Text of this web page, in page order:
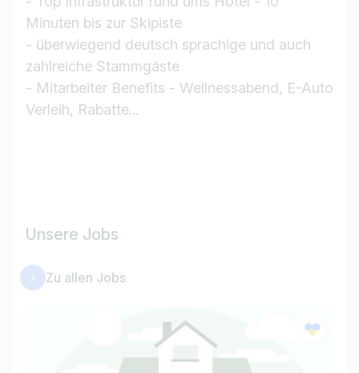
Minuten bis zur Skipiste
- überwiegend deutsch sprachige und auch
zahlreiche Stammgäste
- Mitarbeiter Benefits - Wellnessabend, E-Auto
Verleih, Rabatte...
Unsere Jobs
Zu allen Jobs
Ich suche nach …
Jobtitel